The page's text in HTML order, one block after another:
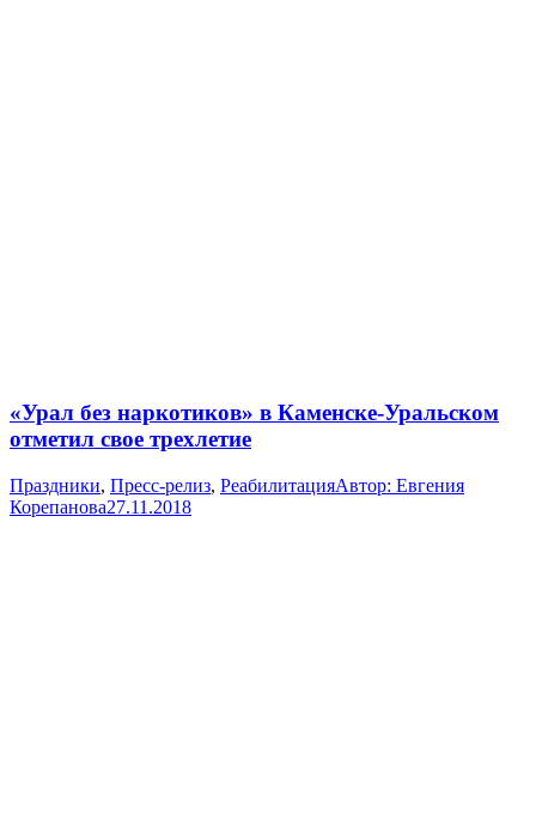
«Урал без наркотиков» в Каменске-Уральском
отметил свое трехлетие
Праздники, Пресс-релиз, РеабилитацияАвтор: Евгения
Корепанова27.11.2018